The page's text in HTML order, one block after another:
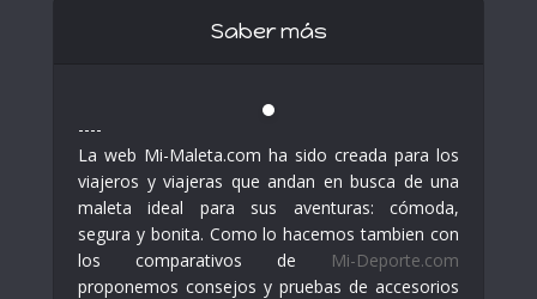
Saber más
----
La web Mi-Maleta.com ha sido creada para los
viajeros y viajeras que andan en busca de una
maleta ideal para sus aventuras: cómoda,
segura y bonita. Como lo hacemos tambien con
los comparativos de
Mi-Deporte.com
proponemos consejos y pruebas de accesorios